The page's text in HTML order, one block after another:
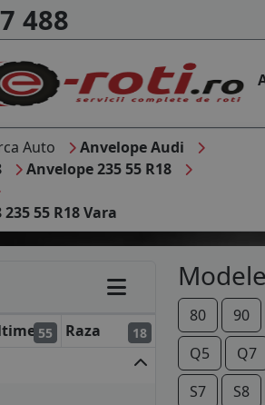
488
Auto
Anvelope Audi
Anvelope 235 55 R18
55 R18 Vara
55 Raza 18
80 90
Q5
Q7
S7
S8